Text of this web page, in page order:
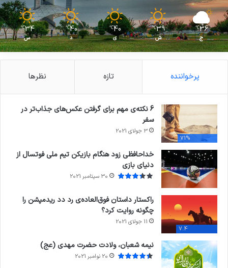
36
℃
ج
39
℃
ش
40
℃
ی
40
℃
د
34
℃
س
پرخواننده تازه نظرها
71%
6 نکته‌ی مهم برای گرفتن عکس‌های جذاب‌تر در
سفر
3 جولای 2021
خداحافظی زود هنگام بازیکن تیم ملی فوتسال از
دنیای بازی
30 سپتامبر 2021
7.4
راکستار داستان فوق‌العاده‌ی رد دد ریدمپشن را
چگونه روایت کرد؟
11 جولای 2021
نیمه شعبان، ولادت حضرت مهدی (عج)
20 نوامبر 2021